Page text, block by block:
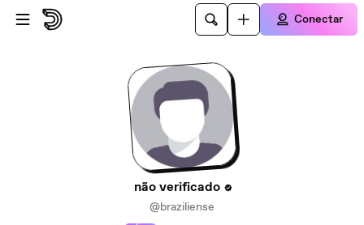
Ir para o conteúdo principal
Conectar
não verificado
@braziliense